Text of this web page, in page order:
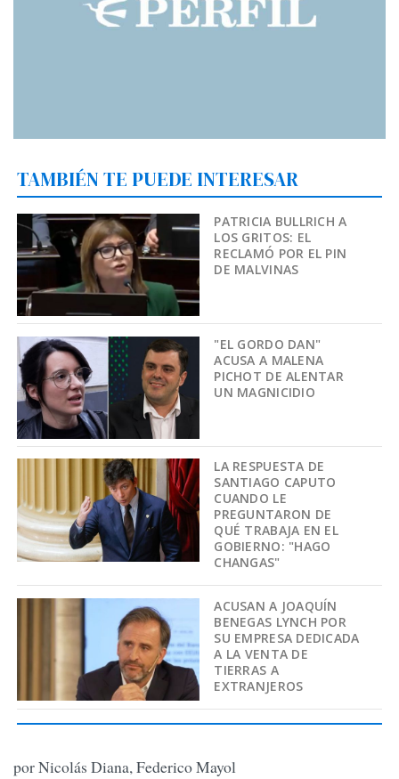
TAMBIÉN TE PUEDE INTERESAR
PATRICIA BULLRICH A
LOS GRITOS: EL
RECLAMÓ POR EL PIN
DE MALVINAS
"EL GORDO DAN"
ACUSA A MALENA
PICHOT DE ALENTAR
UN MAGNICIDIO
LA RESPUESTA DE
SANTIAGO CAPUTO
CUANDO LE
PREGUNTARON DE
QUÉ TRABAJA EN EL
GOBIERNO: "HAGO
CHANGAS"
ACUSAN A JOAQUÍN
BENEGAS LYNCH POR
SU EMPRESA DEDICADA
A LA VENTA DE
TIERRAS A
EXTRANJEROS
por Nicolás Diana, Federico Mayol